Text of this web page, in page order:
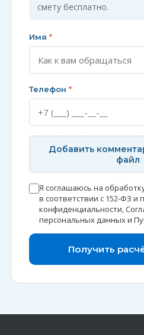
смету бесплатно.
Имя *
Телефон *
Добавить
файл
Я соглашаюсь на
в соответствии с 152-ФЗ и
конфиденциальности,
персональных данныхи
Получить